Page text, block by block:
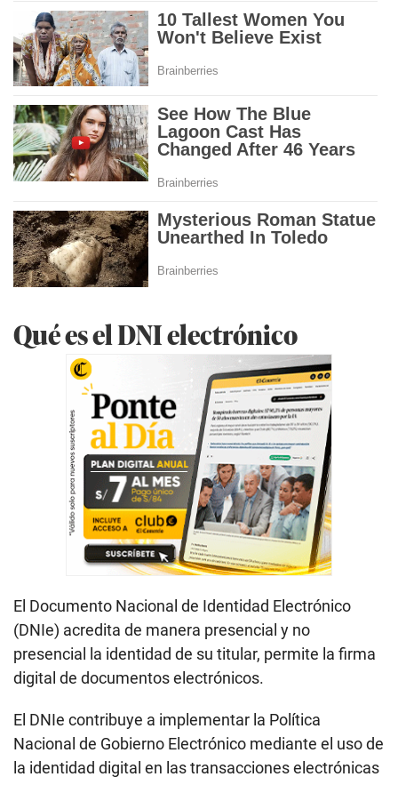
Qué es el DNI electrónico
El Documento Nacional de Identidad Electrónico
(DNIe) acredita de manera presencial y no
presencial la identidad de su titular, permite la firma
digital de documentos electrónicos.
El DNIe contribuye a implementar la Política
Nacional de Gobierno Electrónico mediante el uso de
la identidad digital en las transacciones electrónicas